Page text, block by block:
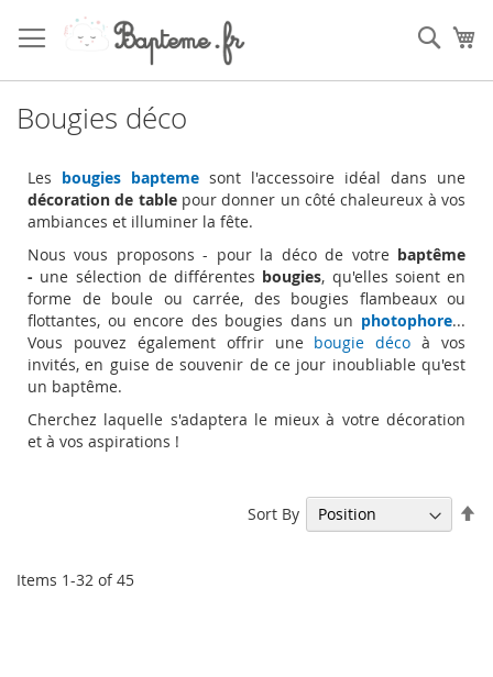
to
Content
Bougies déco
Les bougies bapteme sont l'accessoire idéal dans une
décoration de tablepour donner un côté chaleureux à vos
ambiances et illuminer la fête.
Nous vous proposons - pour la déco de votre baptême
- une sélection de différentes bougies, qu'elles soient en
forme de boule ou carrée, des bougies flambeaux ou
flottantes, ou encore des bougies dans un photophore...
Vous pouvez également offrir une bougie déco à vos
invités, en guise de souvenir de ce jour inoubliable qu'est
un baptême.
Cherchez laquelle s'adaptera le mieux à votre décoration
et à vos aspirations !
Items 1-32 of45
Sort By